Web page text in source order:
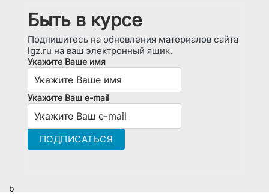
Быть в курсе
Подпишитесь на обновления материалов сайта
lgz.ru на ваш электронный ящик.
Укажите Ваше имя
Укажите Ваш e-mail
b